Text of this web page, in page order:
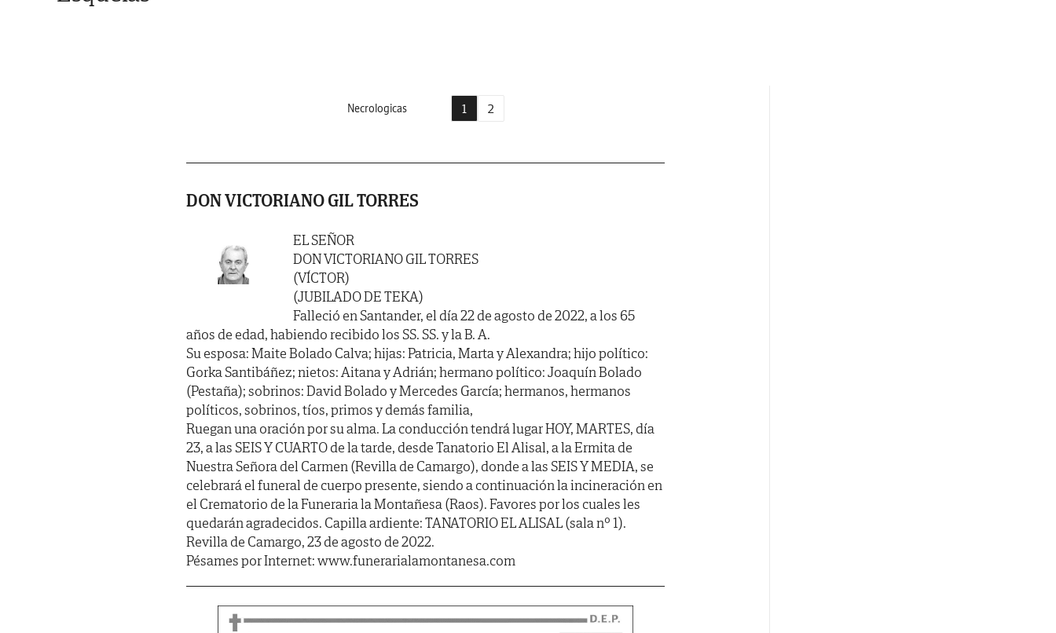
Necrologicas 1 2
DON VICTORIANO GIL TORRES
EL SEÑOR
DON VICTORIANO GIL TORRES
(VÍCTOR)
(JUBILADO DE TEKA)
Falleció en Santander, el día 22 de agosto de 2022, a los 65
años de edad, habiendo recibido los SS. SS. y la B. A.
Su esposa: Maite Bolado Calva; hijas: Patricia, Marta y Alexandra; hijo político:
Gorka Santibáñez; nietos: Aitana y Adrián; hermano político: Joaquín Bolado
(Pestaña); sobrinos: David Bolado y Mercedes García; hermanos, hermanos
políticos, sobrinos, tíos, primos y demás familia,
Ruegan una oración por su alma. La conducción tendrá lugar HOY, MARTES, día
23, a las SEIS Y CUARTO de la tarde, desde Tanatorio El Alisal, a la Ermita de
Nuestra Señora del Carmen (Revilla de Camargo), donde a las SEIS Y MEDIA, se
celebrará el funeral de cuerpo presente, siendo a continuación la incineración en
el Crematorio de la Funeraria la Montañesa (Raos). Favores por los cuales les
quedarán agradecidos. Capilla ardiente: TANATORIO EL ALISAL (sala nº 1).
Revilla de Camargo, 23 de agosto de 2022.
Pésames por Internet: www.funerarialamontanesa.com